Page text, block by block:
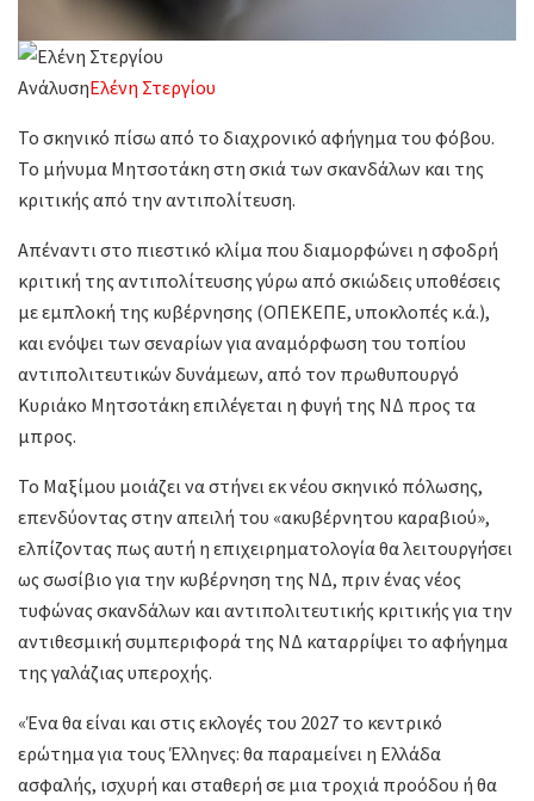
ΑνάλυσηΕλένη Στεργίου
Το σκηνικό πίσω από το διαχρονικό αφήγημα του φόβου.
Το μήνυμα Μητσοτάκη στη σκιά των σκανδάλων και της
κριτικής από την αντιπολίτευση.
Απέναντι στο πιεστικό κλίμα που διαμορφώνει η σφοδρή
κριτική της αντιπολίτευσης γύρω από σκιώδεις υποθέσεις
με εμπλοκή της κυβέρνησης (ΟΠΕΚΕΠΕ, υποκλοπές κ.ά.),
και ενόψει των σεναρίων για αναμόρφωση του τοπίου
αντιπολιτευτικών δυνάμεων, από τον πρωθυπουργό
Κυριάκο Μητσοτάκη επιλέγεται η φυγή της ΝΔ προς τα
μπρος.
Το Μαξίμου μοιάζει να στήνει εκ νέου σκηνικό πόλωσης,
επενδύοντας στην απειλή του «ακυβέρνητου καραβιού»,
ελπίζοντας πως αυτή η επιχειρηματολογία θα λειτουργήσει
ως σωσίβιο για την κυβέρνηση της ΝΔ, πριν ένας νέος
τυφώνας σκανδάλων και αντιπολιτευτικής κριτικής για την
αντιθεσμική συμπεριφορά της ΝΔ καταρρίψει το αφήγημα
της γαλάζιας υπεροχής.
«Ένα θα είναι και στις εκλογές του 2027 το κεντρικό
ερώτημα για τους Έλληνες: θα παραμείνει η Ελλάδα
ασφαλής, ισχυρή και σταθερή σε μια τροχιά προόδου ή θα